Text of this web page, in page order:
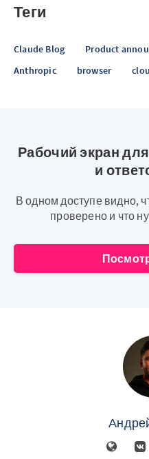
Теги
Claude Blog Product
Anthropic
browser
Рабочий экран
и
В одном доступе видно,
проверено и что